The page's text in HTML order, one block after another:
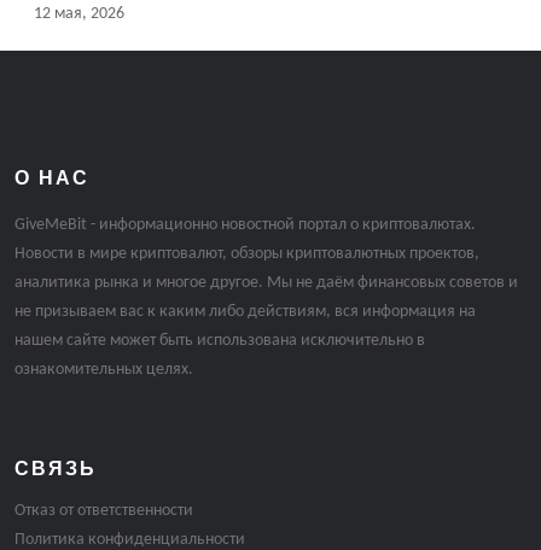
12 мая, 2026
О НАС
GiveMeBit - информационно новостной портал о криптовалютах.
Новости в мире криптовалют, обзоры криптовалютных проектов,
аналитика рынка и многое другое. Мы не даём финансовых советов и
не призываем вас к каким либо действиям, вся информация на
нашем сайте может быть использована исключительно в
ознакомительных целях.
СВЯЗЬ
Отказ от ответственности
Политика конфиденциальности